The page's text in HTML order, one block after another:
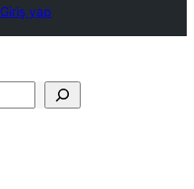
Giriş yap